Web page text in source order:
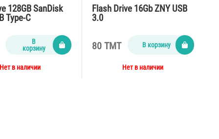
128GB SanDisk
Type-C
В
корзину
Нет в наличии
Flash Drive 16Gb ZNY USB
3.0
80 TMT В корзину
Нет в наличии